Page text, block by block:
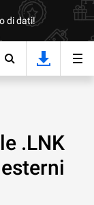
di dati!
.LNK